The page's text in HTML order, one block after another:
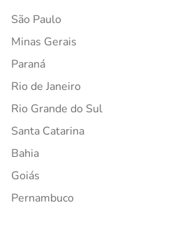
São Paulo
Minas Gerais
Paraná
Rio de Janeiro
Rio Grande do Sul
Santa Catarina
Bahia
Goiás
Pernambuco